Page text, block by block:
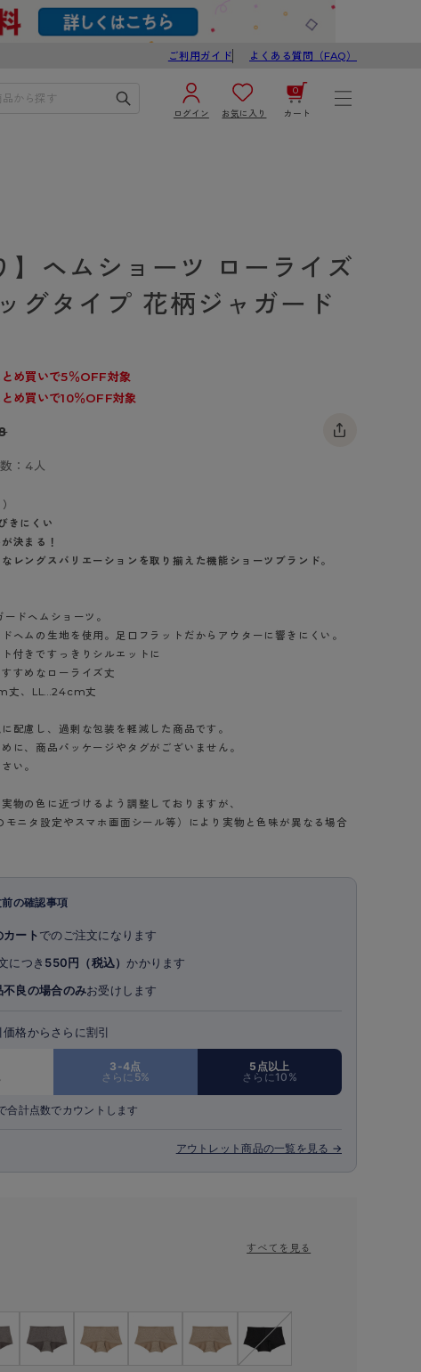
ご利用ガイド よくある質問（FAQ）
ログイン お気に入り カート
0
選び
】ヘムショーツ ローライズ
グタイプ 花柄ジャガード
め買いで5％OFF対象
め買いで10％OFF対象
：4人
きにくい
決まる！
レングスバリエーションを取り揃えた機能ショーツブランド。
ドヘムショーツ。
ヘムの生地を使用。足口フラットだからアウターに響きにくい。
付きですっきりシルエットに
すめなローライズ丈
丈、LL…24cm丈
配慮し、過剰な包装を軽減した商品です。
に、商品パッケージやタグがございません。
い。
物の色に近づけるよう調整しておりますが、
ニタ設定やスマホ画面シール等）により実物と色味が異なる場合
の確認事項
カートでのご注文になります
につき 550円（税込） かかります
不良の場合のみお受けします
格からさらに割引
3-4点
さらに5%
5点以上
さらに10%
合計点数でカウントします
アウトレット商品の一覧を見る →
すべてを見る